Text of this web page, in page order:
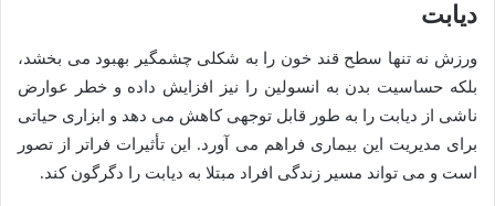
دیابت
ورزش نه تنها سطح قند خون را به شکلی چشمگیر بهبود می بخشد،
بلکه حساسیت بدن به انسولین را نیز افزایش داده و خطر عوارض
ناشی از دیابت را به طور قابل توجهی کاهش می دهد و ابزاری حیاتی
برای مدیریت این بیماری فراهم می آورد. این تأثیرات فراتر از تصور
است و می تواند مسیر زندگی افراد مبتلا به دیابت را دگرگون کند.